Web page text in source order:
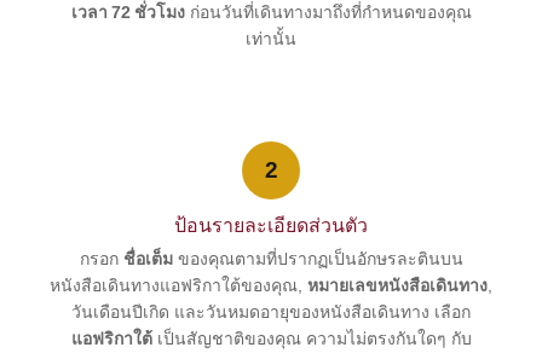
เวลา 72 ชั่วโมงก่อนวันที่เดินทางมาถึงที่กำหนดของคุณ
เท่านั้น
2
ป้อนรายละเอียดส่วนตัว
กรอก ชื่อเต็มของคุณตามที่ปรากฏเป็นอักษรละตินบน
หนังสือเดินทางแอฟริกาใต้ของคุณ, หมายเลขหนังสือเดินทาง,
วันเดือนปีเกิด และวันหมดอายุของหนังสือเดินทาง เลือก
แอฟริกาใต้เป็นสัญชาติของคุณ ความไม่ตรงกันใดๆ กับ